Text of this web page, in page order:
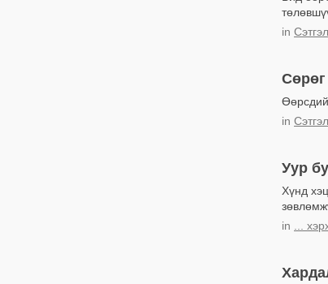
in
Сөрөг
in
Уур
Хүнд
in
...